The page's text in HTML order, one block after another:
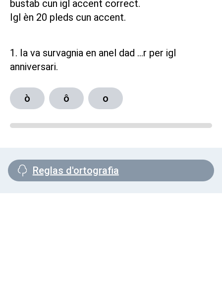
bustab cun igl accent correct.
Igl èn 20 pleds cun accent.
1. Ia va survagnia en anel dad ...r per igl
anniversari.
ò ô o
Reglas d'ortografia